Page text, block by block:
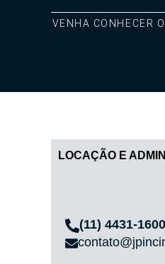
VENHA CONHECER
LOCAÇÃO E
(11) 4431-1600